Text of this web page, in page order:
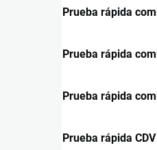
Prueba rápida
Prueba rápida
Prueba rápida
Prueba rápida